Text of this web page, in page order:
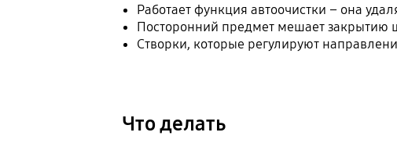
Работает функция автоочистки – она
Посторонний предмет мешает закрытию
Створки, которые регулируют
Что делать